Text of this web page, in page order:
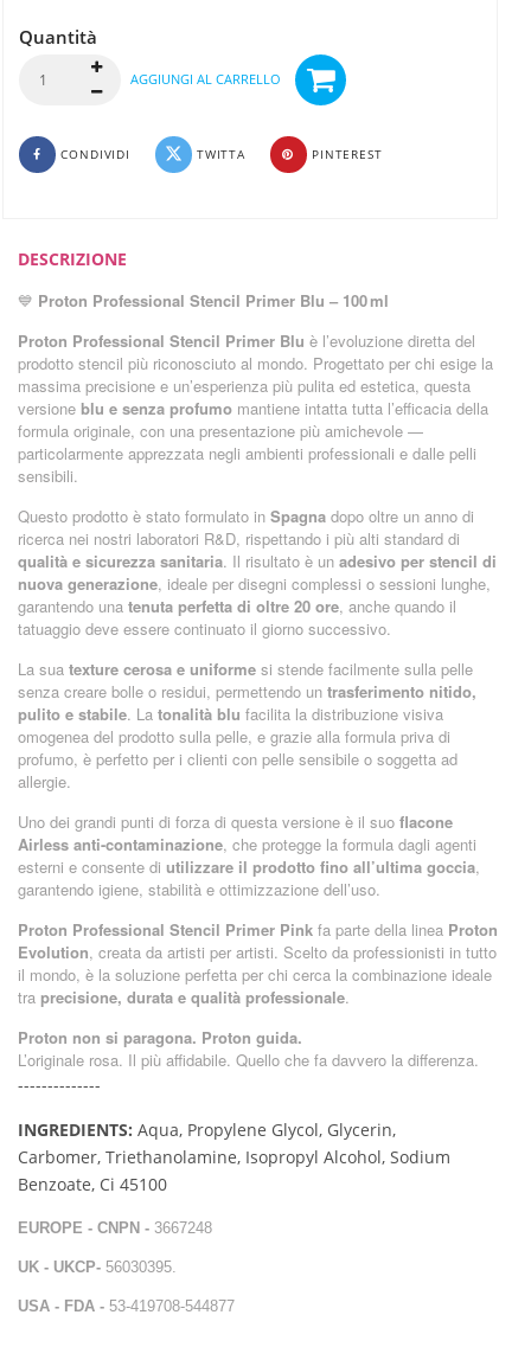
Quantità
AGGIUNGI AL CARRELLO
CONDIVIDI TWITTA PINTEREST
DESCRIZIONE
💙 Proton Professional Stencil Primer Blu – 100 ml
Proton Professional Stencil Primer Blu è l’evoluzione diretta del
prodotto stencil più riconosciuto al mondo. Progettato per chi esige la
massima precisione e un’esperienza più pulita ed estetica, questa
versione blu e senza profumo mantiene intatta tutta l’efficacia della
formula originale, con una presentazione più amichevole —
particolarmente apprezzata negli ambienti professionali e dalle pelli
sensibili.
Questo prodotto è stato formulato in Spagna dopo oltre un anno di
ricerca nei nostri laboratori R&D, rispettando i più alti standard di
qualità e sicurezza sanitaria. Il risultato è un adesivo per stencil di
nuova generazione, ideale per disegni complessi o sessioni lunghe,
garantendo una tenuta perfetta di oltre 20 ore, anche quando il
tatuaggio deve essere continuato il giorno successivo.
La sua texture cerosa e uniforme si stende facilmente sulla pelle
senza creare bolle o residui, permettendo un trasferimento nitido,
pulito e stabile. La tonalità blu facilita la distribuzione visiva
omogenea del prodotto sulla pelle, e grazie alla formula priva di
profumo, è perfetto per i clienti con pelle sensibile o soggetta ad
allergie.
Uno dei grandi punti di forza di questa versione è il suo flacone
Airless anti-contaminazione, che protegge la formula dagli agenti
esterni e consente di utilizzare il prodotto fino all’ultima goccia,
garantendo igiene, stabilità e ottimizzazione dell’uso.
Proton Professional Stencil Primer Pink fa parte della linea Proton
Evolution, creata da artisti per artisti. Scelto da professionisti in tutto
il mondo, è la soluzione perfetta per chi cerca la combinazione ideale
tra precisione, durata e qualità professionale.
Proton non si paragona. Proton guida.
L’originale rosa. Il più affidabile. Quello che fa davvero la differenza.
--------------
INGREDIENTS: Aqua, Propylene Glycol, Glycerin,
Carbomer, Triethanolamine, Isopropyl Alcohol, Sodium
Benzoate, Ci 45100
EUROPE - CNPN - 3667248
UK - UKCP- 56030395.
USA - FDA - 53-419708-544877